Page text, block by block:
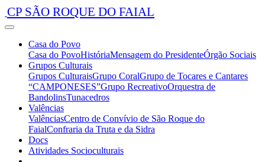
CP SÃO ROQUE DO FAIAL
Casa do Povo
Casa do PovoHistóriaMensagem do PresidenteÓrgão Sociais
Grupos Culturais
Grupos CulturaisGrupo CoralGrupo de Tocares e Cantares
“CAMPONESES”Grupo RecreativoOrquestra de
BandolinsTunacedros
Valências
ValênciasCentro de Convívio de São Roque do
FaialConfraria da Truta e da Sidra
Docs
Atividades Socioculturais